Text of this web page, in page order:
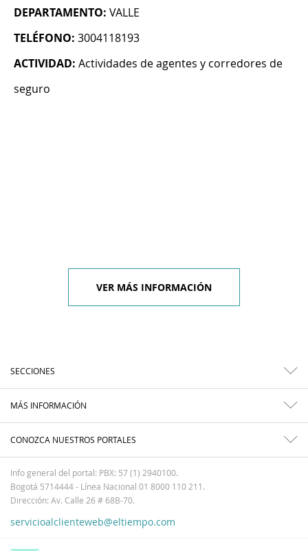
DEPARTAMENTO: VALLE
TELÉFONO: 3004118193
ACTIVIDAD: Actividades de agentes y corredores de
seguro
VER MÁS INFORMACIÓN
SECCIONES
MÁS INFORMACIÓN
CONOZCA NUESTROS PORTALES
Info general del portal: PBX: 57 (1) 2940100.
Bogotá 5714444 - Línea Nacional 01 8000 110 211.
Dirección: Av. Calle 26 # 68B-70.
servicioalclienteweb@eltiempo.com